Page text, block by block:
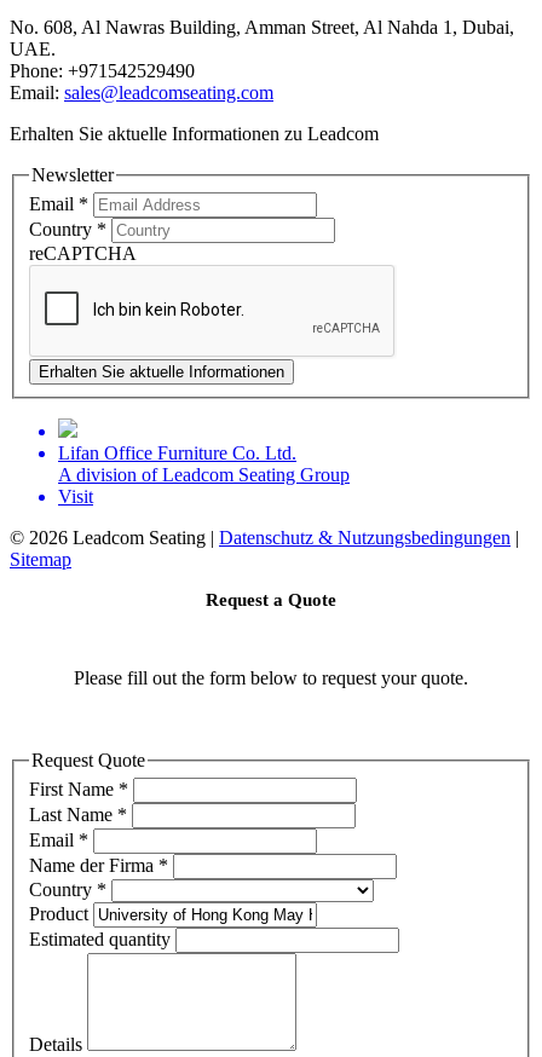
No. 608, Al Nawras Building, Amman Street, Al Nahda 1, Dubai,
UAE.
Phone: +971542529490
Email: sales@leadcomseating.com
Erhalten Sie aktuelle Informationen zu Leadcom
Newsletter
Email *
Country *
reCAPTCHA
Erhalten Sie aktuelle Informationen
Lifan Office Furniture Co. Ltd.
A division of Leadcom Seating Group
Visit
© 2026 Leadcom Seating | Datenschutz & Nutzungsbedingungen |
Sitemap
Request a Quote
Please fill out the form below to request your quote.
Request Quote
First Name *
Last Name *
Email *
Name der Firma *
Country *
Product
Estimated quantity
Details